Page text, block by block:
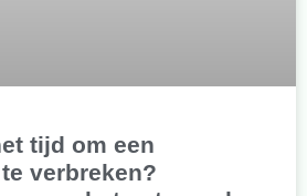
tijd om een
verbreken?